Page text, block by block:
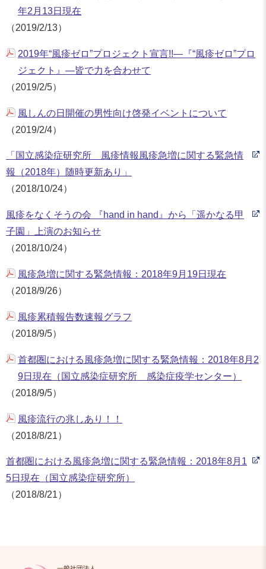
年2月13日現在
（2019/2/13）
2019年“風疹ゼロ”プロジェクト宣言!!―『“風疹ゼロ”プロ
ジェクト』―皆で力を合わせて
（2019/2/5）
風しんの日開催の男性向け啓発イベントについて
（2019/2/4）
「国立感染症研究所 風疹情報風疹急増に関する緊急情
報（2018年）随時更新あり」
（2018/10/24）
風疹をなくそうの会 『hand in hand』から「遥かなる甲
子園」上演のお知らせ
（2018/10/24）
風疹急増に関する緊急情報：2018年9月19日現在
（2018/9/26）
風疹累積報告数速報グラフ
（2018/9/5）
首都圏における風疹急増に関する緊急情報：2018年8月2
9日現在（国立感染症研究所 感染症疫学センター）
（2018/9/5）
風疹流行の兆しあり！！
（2018/8/21）
首都圏における風疹急増に関する緊急情報：2018年8月1
5日現在（国立感染症研究所）
（2018/8/21）